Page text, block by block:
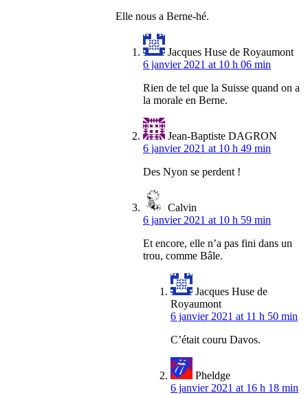
Elle nous a Berne-hé.
Jacques Huse de Royaumont
6 janvier 2021 at 10 h 06 min
Rien de tel que la Suisse quand on a
la morale en Berne.
Jean-Baptiste DAGRON
6 janvier 2021 at 10 h 49 min
Des Nyon se perdent !
Calvin
6 janvier 2021 at 10 h 59 min
Et encore, elle n’a pas fini dans un
trou, comme Bâle.
Jacques Huse de
Royaumont
6 janvier 2021 at 11 h 50 min
C’était couru Davos.
Pheldge
6 janvier 2021 at 16 h 18 min